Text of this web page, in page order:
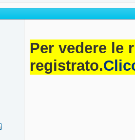
Per vedere le
registrato.